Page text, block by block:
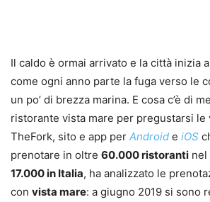
Il caldo è ormai arrivato e la città inizia
come ogni anno parte la fuga verso le
un po’ di brezza marina. E cosa c’è di
ristorante vista mare per pregustarsi le
TheFork, sito e app per Android e iOS
prenotare in oltre 60.000 ristoranti nel
17.000 in Italia, ha analizzato le
con vista mare: a giugno 2019 si sono